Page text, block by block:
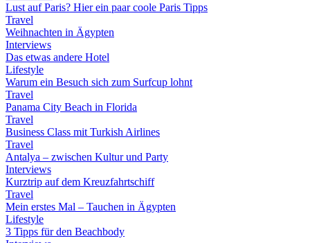
Lust auf Paris? Hier ein paar coole Paris Tipps
Travel
Weihnachten in Ägypten
Interviews
Das etwas andere Hotel
Lifestyle
Warum ein Besuch sich zum Surfcup lohnt
Travel
Panama City Beach in Florida
Travel
Business Class mit Turkish Airlines
Travel
Antalya – zwischen Kultur und Party
Interviews
Kurztrip auf dem Kreuzfahrtschiff
Travel
Mein erstes Mal – Tauchen in Ägypten
Lifestyle
3 Tipps für den Beachbody